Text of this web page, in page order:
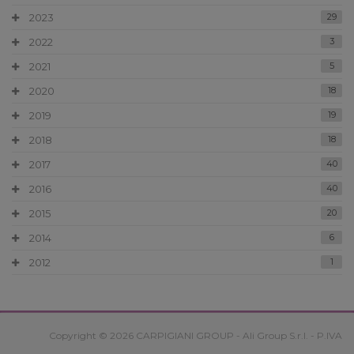
2023 29
2022 3
2021 5
2020 18
2019 19
2018 18
2017 40
2016 40
2015 20
2014 6
2012 1
Copyright © 2026 CARPIGIANI GROUP - Ali Group S.r.l. - P.IVA